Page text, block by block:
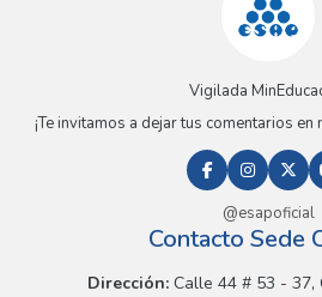
Vigilada
¡Te invitamos a dejar tus comentarios
@esapoficial
Contacto Sede
Dirección:Calle 44 # 53 - 37,